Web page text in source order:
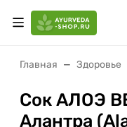
Главная Здоровье
Сок АЛОЭ
Алантра